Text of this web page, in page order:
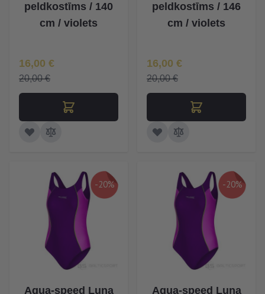
peldkostīms / 140
cm / violets
Īpaša Cena
16,00 €
20,00 €
peldkostīms / 146
cm / violets
Īpaša Cena
16,00 €
20,00 €
-20%
Aqua-speed Luna
-20%
Aqua-speed Luna